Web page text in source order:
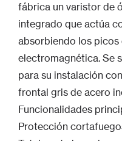
fábrica un varistor de
integrado que actúa
absorbiendo los
electromagnética. Se
para su instalación
frontal gris de acero
Funcionalidades
Protección